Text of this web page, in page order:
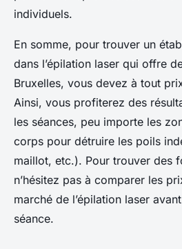
individuels.
En somme, pour trouver un
dans l’épilation laser qui offre
Bruxelles, vous devez à tout
Ainsi, vous profiterez des
les séances, peu importe les
corps pour détruire les poils
maillot, etc.). Pour trouver des
n’hésitez pas à comparer les
marché de l’épilation laser
séance.